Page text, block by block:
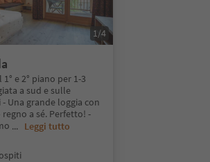
e 2° piano per 1-3
a sud e sulle
Una grande loggia con
a sé. Perfetto! -
... Leggi tutto
1/4